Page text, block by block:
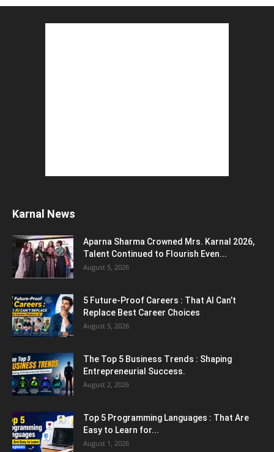
Karnal News
Aparna Sharma Crowned Mrs. Karnal 2026,
Talent Continued to Flourish Even...
August 5, 2026
5 Future-Proof Careers : That AI Can’t
Replace Best Career Choices
August 5, 2026
The Top 5 Business Trends : Shaping
Entrepreneurial Success.
August 2, 2026
Top 5 Programming Languages : That Are
Easy to Learn for...
August 1, 2026